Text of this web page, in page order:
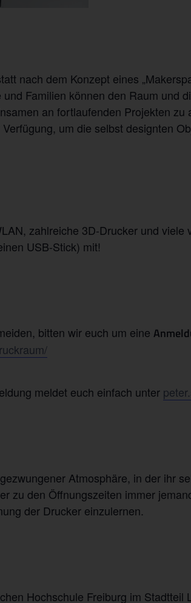
nach dem Konzept eines
Familien können den Raum und
an fortlaufenden Projekten
um die selbst designten
zahlreiche 3D-Drucker und
USB-Stick) mit!
bitten wir euch um eine
meldet euch einfach unter
Atmosphäre, in der ihr
zu den Öffnungszeiten immer
der Drucker einzulernen.
Hochschule Freiburg im Stadtteil